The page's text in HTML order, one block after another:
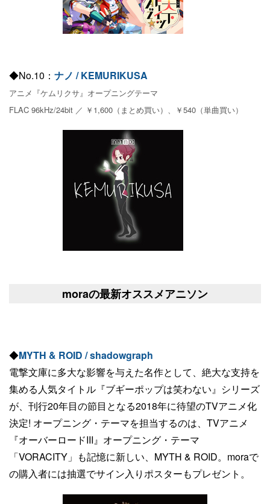
◆No.10： ナノ / KEMURIKUSA
アニメ『ケムリクサ』オープニングテーマ
FLAC 96kHz/24bit ／ ￥1,600（まとめ買い）、￥540（単曲買い）
moraの最新オススメアニソン
◆MYTH & ROID / shadowgraph
電撃文庫に多大な影響を与えた名作として、絶大な支持を
集める人気タイトル『ブギーポップは笑わない』シリーズ
が、刊行20年目の節目となる2018年に待望のTVアニメ化
決定! オープニング・テーマを担当するのは、TVアニメ
『オーバーロードIII』オープニング・テーマ
「VORACITY」も記憶に新しい、MYTH & ROID。moraで
の購入者には抽選でサイン入りポスターもプレゼント。